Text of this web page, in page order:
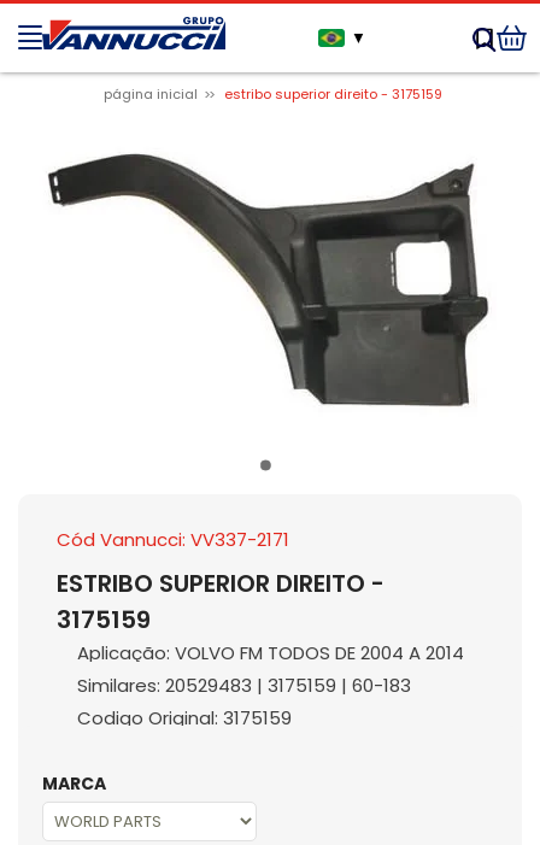
▼
página inicial estribo superior direito - 3175159
Cód Vannucci: VV337-2171
ESTRIBO SUPERIOR DIREITO -
3175159
Aplicação: VOLVO FM TODOS DE 2004 A 2014
Similares: 20529483 | 3175159 | 60-183
Codigo Original: 3175159
MARCA